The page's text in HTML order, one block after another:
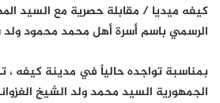
كيفه ميديا / مقابلة حصرية مع السيد
الرسمي باسم أسرة أهل محمد محمود ولد
بمناسبة تواجده حالياً في مدينة كيفه ،
الجمهورية السيد محمد ولد الشيخ